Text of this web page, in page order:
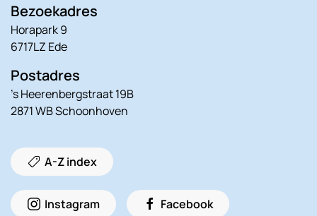
Bezoekadres
Horapark 9
6717LZ Ede
Postadres
’s Heerenbergstraat 19B
2871 WB Schoonhoven
A-Z index
Instagram
Facebook